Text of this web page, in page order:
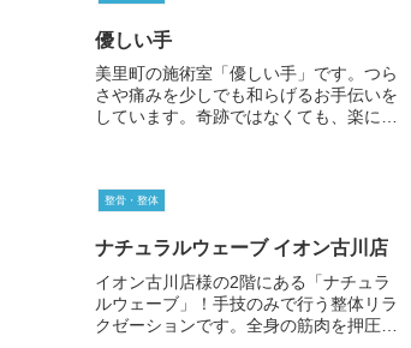
優しい手
美里町の施術室「優しい手」です。つら
さや痛みを少しでも和らげるお手伝いを
しています。奇跡ではなくても、楽にな
瞬間を体感してください。
整骨・整体
ナチュラルウェーブ イオン古川店
イオン古川店様の2階にある「ナチュラ
ルウェーブ」！手技のみで行う整体リラ
クゼーションです。全身の筋肉を押圧に